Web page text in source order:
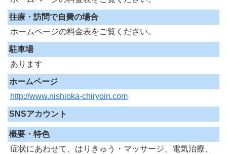
往療・訪問で自費の場合
ホームページの料金表をご覧ください。
駐車場
あります
ホームページ
http://www.nishioka-chiryoin.com
SNSアカウント
概要・特色
症状にあわせて、はりきゅう・マッサージ、電気治療、